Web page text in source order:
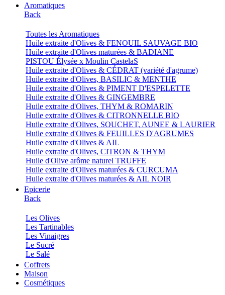
Aromatiques
Back
Toutes les Aromatiques
Huile extraite d'Olives & FENOUIL SAUVAGE BIO
Huile extraite d'Olives maturées & BADIANE
PISTOU Élysée x Moulin CastelaS
Huile extraite d'Olives & CÉDRAT (variété d'agrume)
Huile extraite d'Olives, BASILIC & MENTHE
Huile extraite d'Olives & PIMENT D'ESPELETTE
Huile extraite d'Olives & GINGEMBRE
Huile extraite d'Olives, THYM & ROMARIN
Huile extraite d'Olives & CITRONNELLE BIO
Huile extraite d'Olives, SOUCHET, AUNEE & LAURIER
Huile extraite d'Olives & FEUILLES D'AGRUMES
Huile extraite d'Olives & AIL
Huile extraite d'Olives, CITRON & THYM
Huile d'Olive arôme naturel TRUFFE
Huile extraite d'Olives maturées & CURCUMA
Huile extraite d'Olives maturées & AIL NOIR
Epicerie
Back
Les Olives
Les Tartinables
Les Vinaigres
Le Sucré
Le Salé
Coffrets
Maison
Cosmétiques